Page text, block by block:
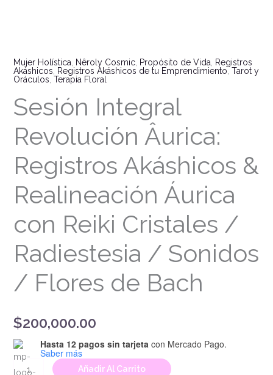
Mujer Holística Nêroly Cosmic, Propósito de Vida
Registros
Akáshicos
Registros Akáshicos de tu Emprendimiento Tarot y
Oráculos Terapia Floral
Sesión Integral
Revolución Âurica:
Registros Akáshicos &
Realineación Áurica
con Reiki Cristales /
Radiestesia / Sonidos
/ Flores de Bach
$200,000.00
Hasta 12 pagos sin tarjetacon Mercado Pago.
Saber más
Añadir Al Carrito